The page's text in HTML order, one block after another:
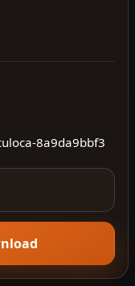
8a9da9bbf3